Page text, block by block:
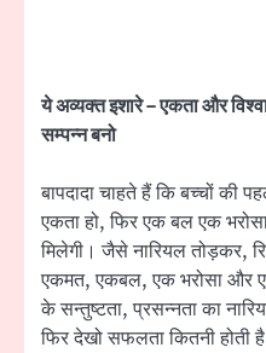
ये अव्यक्त इशारे – एकता और
सम्पन्न बनो
बापदादा चाहते हैं कि बच्चों की
एकता हो, फिर एक बल एक
मिलेगी। जैसे नारियल तोड़कर,
एकमत, एकबल, एक भरोसा और
के सन्तुष्टता, प्रसन्नता का
फिर देखो सफलता कितनी होती